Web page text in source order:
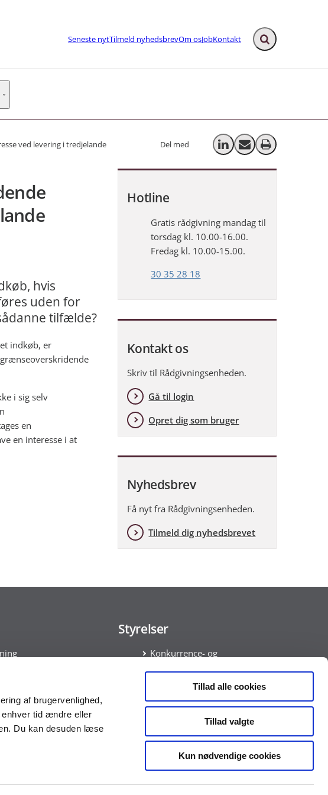
af brugervenlighed,
tid ændre eller
Du kan desuden læse
Tillad alle cookies
Tillad valgte
Kun nødvendige cookies
Seneste nytTilmeld nyhedsbrevOm osJobKontakt Fold søgefelt ud
links
Om os - Flere links
ved levering i tredjelande Del med Del på LinkedIn
Send email
Print
hvis
uden for
tilfælde?
indkøb, er
i sig selv
en
en interesse i at
Hotline
Gratis rådgivning mandag til
torsdag kl. 10.00-16.00.
Fredag kl. 10.00-15.00.
30 35 28 18
Kontakt os
Skriv til Rådgivningsenheden.
Gå til login
Opret dig som bruger
Nyhedsbrev
Få nyt fra Rådgivningsenheden.
Tilmeld dig nyhedsbrevet
af persondata
Indkøbsprogram
Styrelser
Konkurrence- og
Økonomistyrelsen